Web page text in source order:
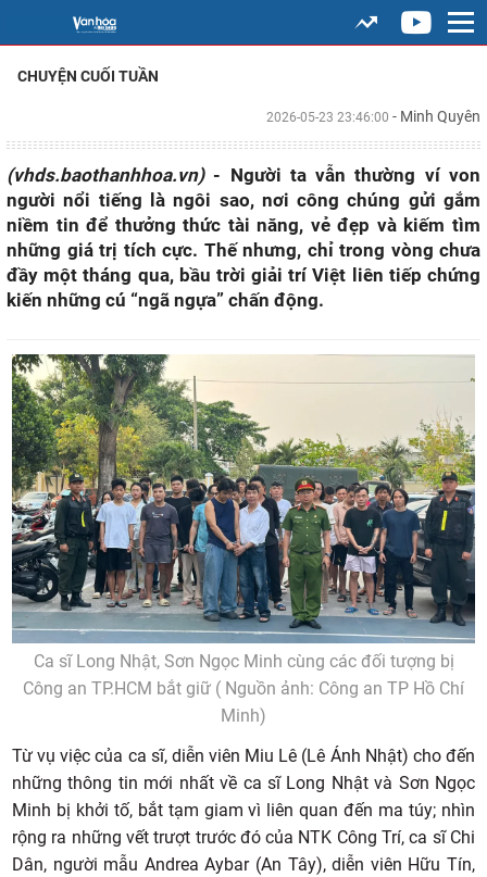
CHUYỆN CUỐI TUẦN
2026-05-23 23:46:00 - Minh Quyên
(vhds.baothanhhoa.vn)- Người ta vẫn thường ví von
người nổi tiếng là ngôi sao, nơi công chúng gửi gắm
niềm tin để thưởng thức tài năng, vẻ đẹp và kiếm tìm
những giá trị tích cực. Thế nhưng, chỉ trong vòng chưa
đầy một tháng qua, bầu trời giải trí Việt liên tiếp chứng
kiến những cú “ngã ngựa” chấn động.
Ca sĩ Long Nhật, Sơn Ngọc Minh cùng các đối tượng bị
Công an TP.HCM bắt giữ ( Nguồn ảnh: Công an TP Hồ Chí
Minh)
Từ vụ việc của ca sĩ, diễn viên Miu Lê (Lê Ánh Nhật) cho đến
những thông tin mới nhất về ca sĩ Long Nhật và Sơn Ngọc
Minh bị khởi tố, bắt tạm giam vì liên quan đến ma túy; nhìn
rộng ra những vết trượt trước đó của NTK Công Trí, ca sĩ Chi
Dân, người mẫu Andrea Aybar (An Tây), diễn viên Hữu Tín,